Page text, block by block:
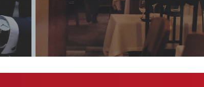
F2 ІНЖЕНЕРІЯ ПРОГРАМНОГО
ЗАБЕЗПЕЧЕННЯ